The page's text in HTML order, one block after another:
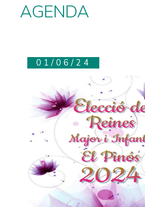
AGENDA
01/06/24